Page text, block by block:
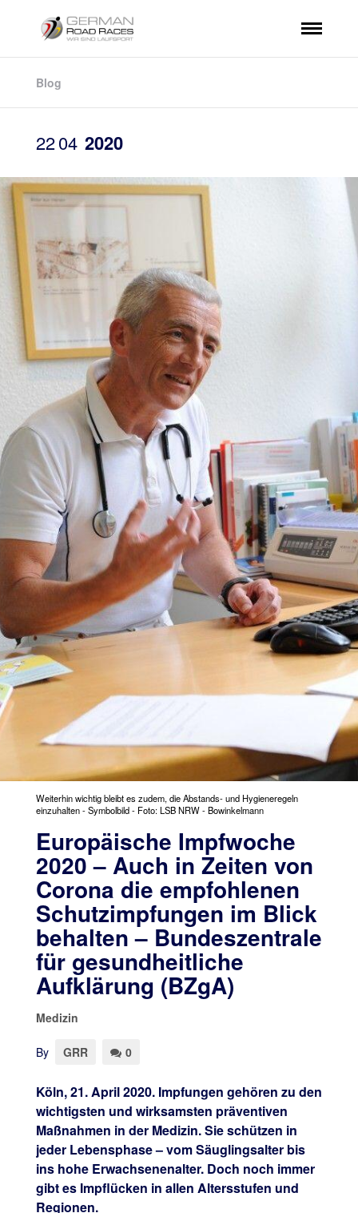
Blog
2204 2020
Weiterhin wichtig bleibt es zudem, die Abstands- und Hygieneregeln
einzuhalten - Symbolbild - Foto: LSB NRW - Bowinkelmann
Europäische Impfwoche
2020 – Auch in Zeiten von
Corona die empfohlenen
Schutzimpfungen im Blick
behalten – Bundeszentrale
für gesundheitliche
Aufklärung (BZgA)
Medizin
By GRR 0
Köln, 21. April 2020. Impfungen gehören zu den
wichtigsten und wirksamsten präventiven
Maßnahmen in der Medizin. Sie schützen in
jeder Lebensphase – vom Säuglingsalter bis
ins hohe Erwachsenenalter. Doch noch immer
gibt es Impflücken in allen Altersstufen und
Regionen.